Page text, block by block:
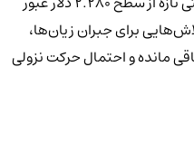
برای جبران زیان‌ها،
مقاومت ۲.۲۵۰ دلار باقی مانده و احتمال حرکت نزولی